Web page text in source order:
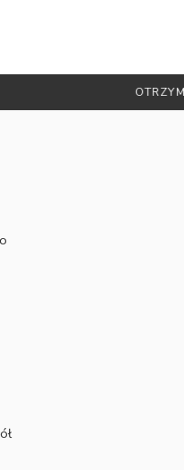
MIARKĘ JUBILERSKĄ